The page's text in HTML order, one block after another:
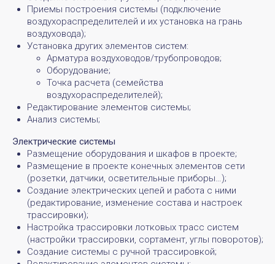
Приемы построения системы (подключение
воздухораспределителей и их установка на грань
воздуховода);
Установка других элементов систем:
Арматура воздуховодов/трубопроводов;
Оборудование;
Точка расчета (семейства
воздухораспределителей);
Редактирование элементов системы;
Анализ системы;
Электрические системы
Размещение оборудования и шкафов в проекте;
Размещение в проекте конечных элементов сети
(розетки, датчики, осветительные приборы…);
Создание электрических цепей и работа с ними
(редактирование, изменение состава и настроек
трассировки);
Настройка трассировки лотковых трасс систем
(настройки трассировки, сортамент, углы поворотов);
Создание системы с ручной трассировкой;